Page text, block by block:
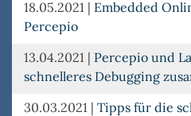
18.05.2021 | Embedded
Percepio
13.04.2021 | Percepio und
schnelleres Debugging
30.03.2021 | Tipps für die